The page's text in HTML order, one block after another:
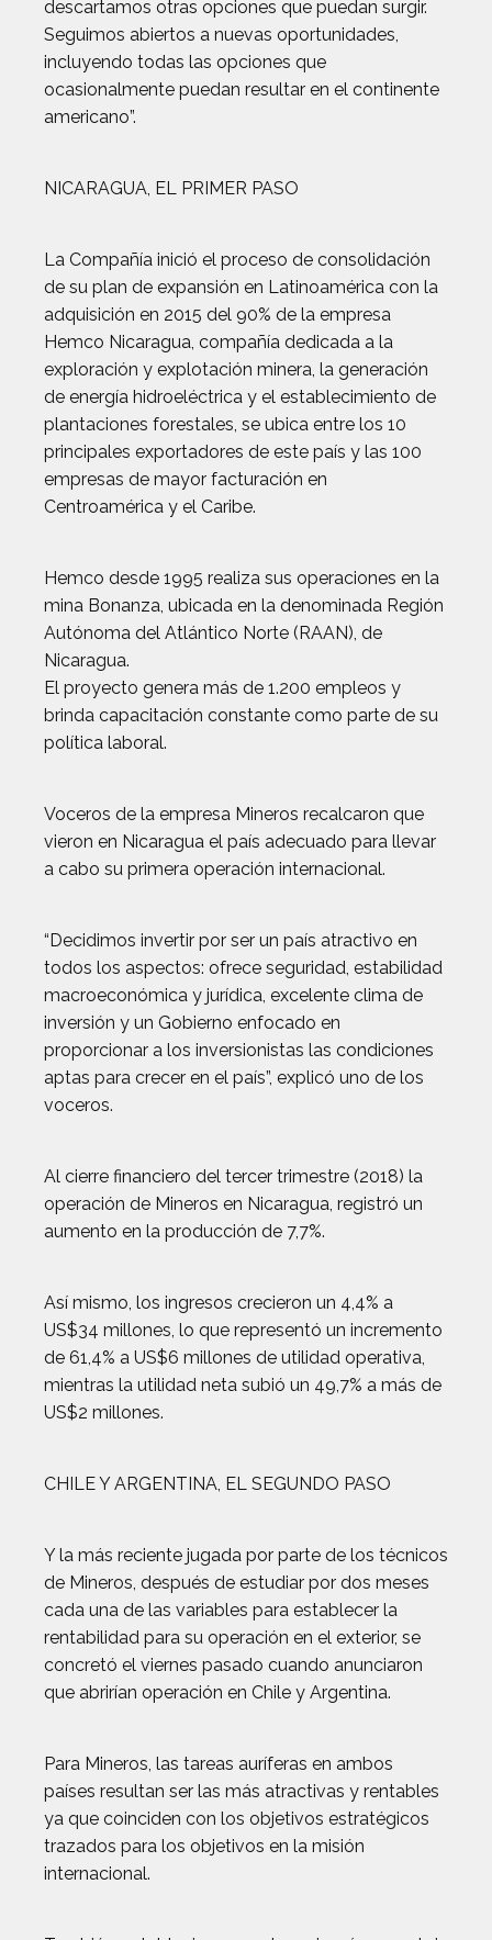
descartamos otras opciones que puedan surgir.
Seguimos abiertos a nuevas oportunidades,
incluyendo todas las opciones que
ocasionalmente puedan resultar en el continente
americano”.
NICARAGUA, EL PRIMER PASO
La Compañía inició el proceso de consolidación
de su plan de expansión en Latinoamérica con la
adquisición en 2015 del 90% de la empresa
Hemco Nicaragua, compañía dedicada a la
exploración y explotación minera, la generación
de energía hidroeléctrica y el establecimiento de
plantaciones forestales, se ubica entre los 10
principales exportadores de este país y las 100
empresas de mayor facturación en
Centroamérica y el Caribe.
Hemco desde 1995 realiza sus operaciones en la
mina Bonanza, ubicada en la denominada Región
Autónoma del Atlántico Norte (RAAN), de
Nicaragua.
El proyecto genera más de 1.200 empleos y
brinda capacitación constante como parte de su
política laboral.
Voceros de la empresa Mineros recalcaron que
vieron en Nicaragua el país adecuado para llevar
a cabo su primera operación internacional.
“Decidimos invertir por ser un país atractivo en
todos los aspectos: ofrece seguridad, estabilidad
macroeconómica y jurídica, excelente clima de
inversión y un Gobierno enfocado en
proporcionar a los inversionistas las condiciones
aptas para crecer en el país”, explicó uno de los
voceros.
Al cierre financiero del tercer trimestre (2018) la
operación de Mineros en Nicaragua, registró un
aumento en la producción de 7,7%.
Así mismo, los ingresos crecieron un 4,4% a
US$34 millones, lo que representó un incremento
de 61,4% a US$6 millones de utilidad operativa,
mientras la utilidad neta subió un 49,7% a más de
US$2 millones.
CHILE Y ARGENTINA, EL SEGUNDO PASO
Y la más reciente jugada por parte de los técnicos
de Mineros, después de estudiar por dos meses
cada una de las variables para establecer la
rentabilidad para su operación en el exterior, se
concretó el viernes pasado cuando anunciaron
que abrirían operación en Chile y Argentina.
Para Mineros, las tareas auríferas en ambos
países resultan ser las más atractivas y rentables
ya que coinciden con los objetivos estratégicos
trazados para los objetivos en la misión
internacional.